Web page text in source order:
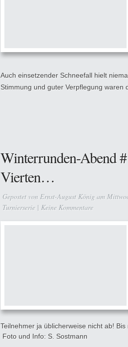
Auch einsetzender Schneefall hielt
Stimmung und guter Verpflegung waren
Winterrunden-Abend
Vierten…
Gepostet von Ernst-August König am
Turnierserie | Keine Kommentare
Teilnehmer ja üblicherweise nicht ab! Bis
Foto und Info: S. Sostmann